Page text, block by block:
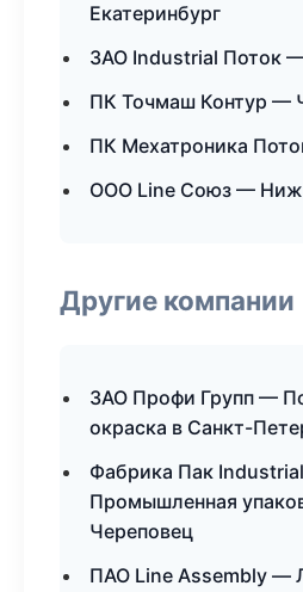
Екатеринбург
ЗАО Industrial Поток
ПК Точмаш Контур —
ПК Мехатроника
ООО Line Союз —
Другие компании
ЗАО Профи Групп —
окраска в Санкт-
Фабрика Пак
Промышленная
Череповец
ПАО Line Assembly —